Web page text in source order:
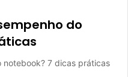
do
notebook? 7 dicas práticas